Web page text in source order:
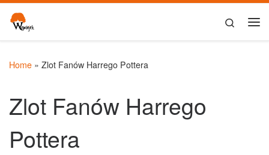
Skip to content
Search
Home » Zlot Fanów Harrego Pottera
Zlot Fanów Harrego
Pottera